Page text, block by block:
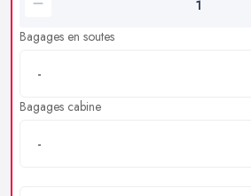
Bagages en soutes
Bagages cabine